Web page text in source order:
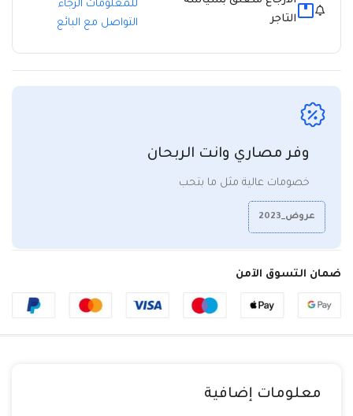
التاجر
للمعلومات الرجاء
التواصل مع البائع
وفر مصاري وانت الربحان
خصومات عالية مثل ما بتحب
عروض_2023
ضمان التسوق الآمن
معلومات إضافية